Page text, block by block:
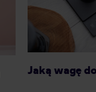
Jaką wagę